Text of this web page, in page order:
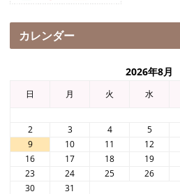
カレンダー
2026年8月
日 月 火 水
2
3 4 5
9
10 11 12
16
17 18 19
23
24 25 26
30
31